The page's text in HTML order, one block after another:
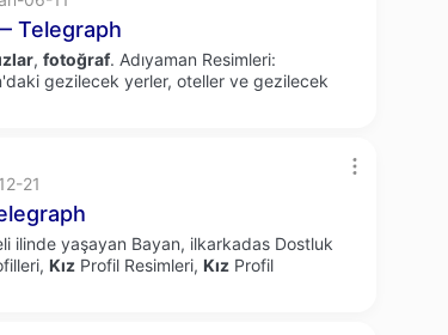
Telegraph
, fotoğraf. Adıyaman Resimleri:
gezilecek yerler, oteller ve gezilecek
21
ilinde yaşayan Bayan, ilkarkadas Dostluk
Kız Profil Resimleri, Kız Profil